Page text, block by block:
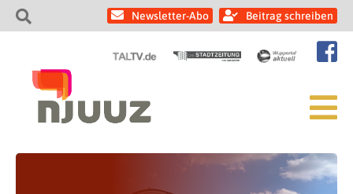
Newsletter-Abo Beitrag schreiben